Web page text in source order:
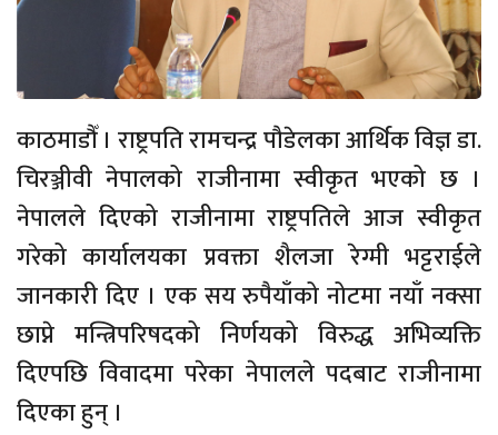
काठमाडौँ । राष्ट्रपति रामचन्द्र पौडेलका आर्थिक विज्ञ डा.
चिरञ्जीवी नेपालको राजीनामा स्वीकृत भएको छ ।
नेपालले दिएको राजीनामा राष्ट्रपतिले आज स्वीकृत
गरेको कार्यालयका प्रवक्ता शैलजा रेग्मी भट्टराईले
जानकारी दिए । एक सय रुपैयाँको नोटमा नयाँ नक्सा
छाप्ने मन्त्रिपरिषदको निर्णयको विरुद्ध अभिव्यक्ति
दिएपछि विवादमा परेका नेपालले पदबाट राजीनामा
दिएका हुन् ।